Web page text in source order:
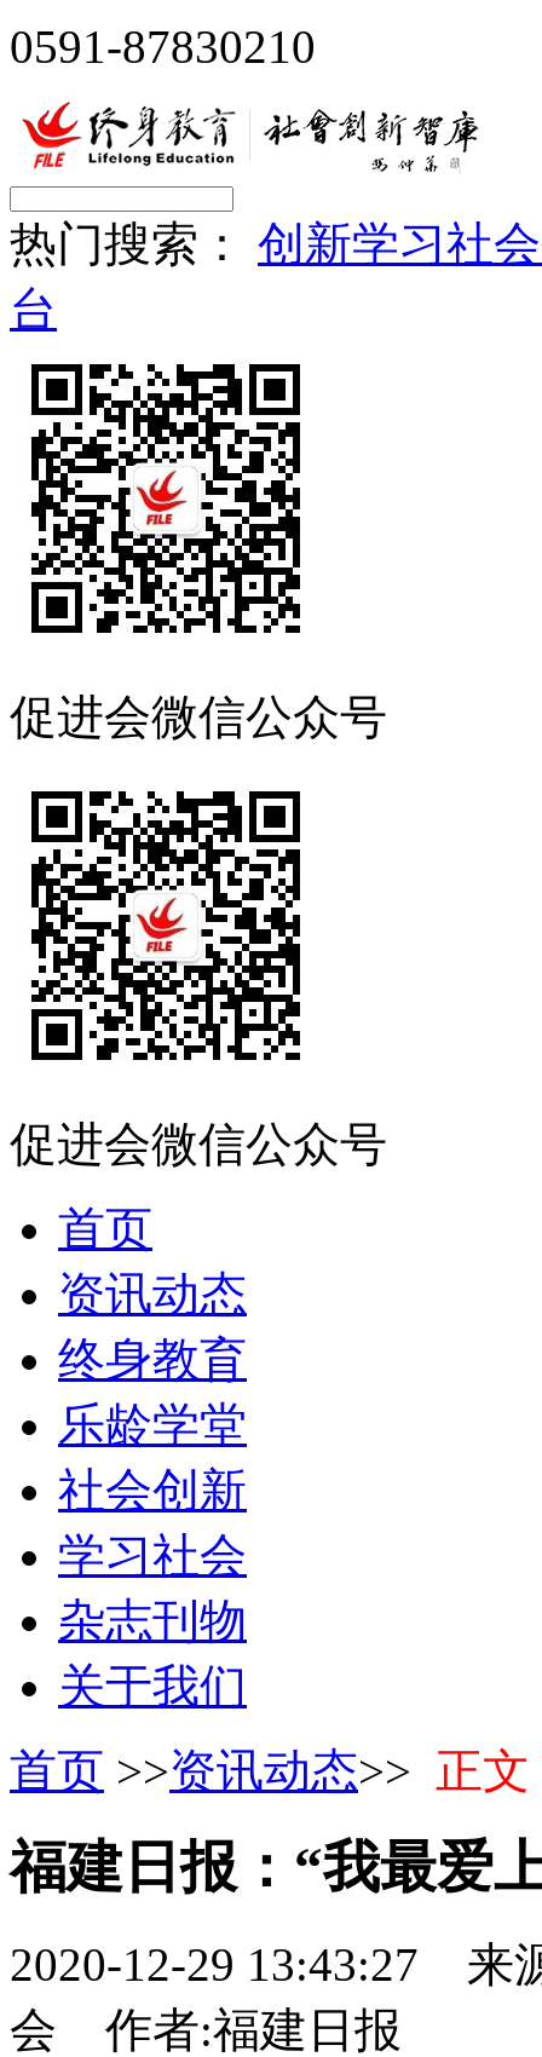
0591-87830210
热门搜索： 创新学习社
台
促进会微信公众号
促进会微信公众号
首页
资讯动态
终身教育
乐龄学堂
社会创新
学习社会
杂志刊物
关于我们
首页 >>资讯动态>> 正文
福建日报：“我最爱
2020-12-29 13:43:27
来
会
作者:福建日报